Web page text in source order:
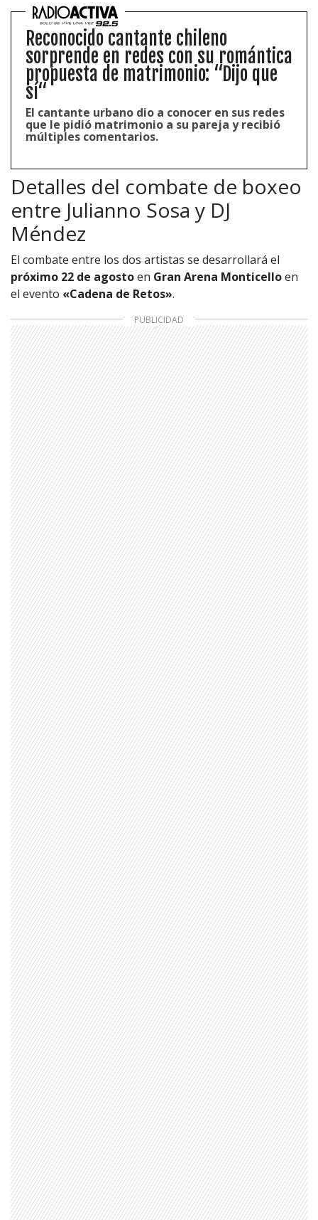
Reconocido cantante chileno
sorprende en redes con su romántica
propuesta de matrimonio: “Dijo que
sí“
El cantante urbano dio a conocer en sus redes
que le pidió matrimonio a su pareja y recibió
múltiples comentarios.
Detalles del combate de boxeo
entre Julianno Sosa y DJ
Méndez
El combate entre los dos artistas se desarrollará el
próximo 22 de agostoen Gran Arena Monticelloen
el evento «Cadena de Retos».